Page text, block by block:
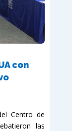
con
Centro de
las